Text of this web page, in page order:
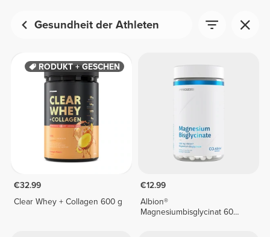
Gesundheit der Athleten
PRODUKT + GESCHENK
€32.99
Clear Whey + Collagen 600 g
€12.99
Albion®
Magnesiumbisglycinat 60